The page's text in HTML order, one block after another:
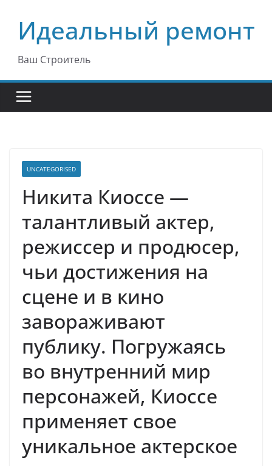
содержимому
Идеальный ремонт
Ваш Строитель
UNCATEGORISED
Никита Киоссе —
талантливый актер,
режиссер и продюсер,
чьи достижения на
сцене и в кино
завораживают
публику. Погружаясь
во внутренний мир
персонажей, Киоссе
применяет свое
уникальное актерское